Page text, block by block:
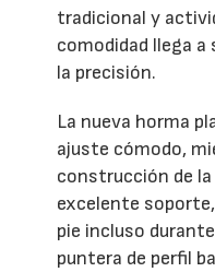
tradicional y
comodidad llega
la precisión.
La nueva horma
ajuste cómodo,
construcción de
excelente
pie incluso
puntera de perfil